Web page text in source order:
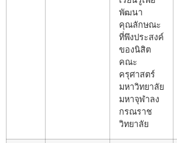
พัฒนา
คุณลักษณะ
ที่พึงประสงค์
ของนิสิต
คณะ
ครุศาสตร์
มหาวิทยาลัย
มหาจุฬาลง
กรณราช
วิทยาลัย